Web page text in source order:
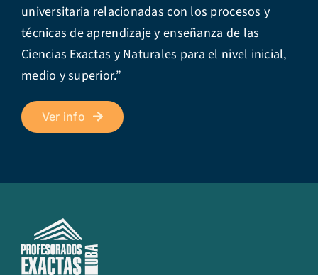
universitaria relacionadas con los procesos y
técnicas de aprendizaje y enseñanza de las
Ciencias Exactas y Naturales para el nivel inicial,
medio y superior.”
Ver info